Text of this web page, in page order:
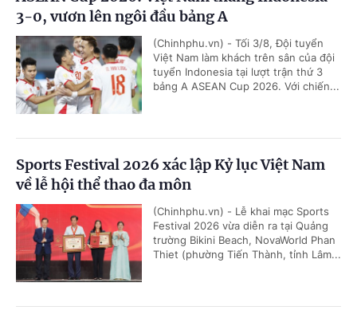
3-0, vươn lên ngôi đầu bảng A
(Chinhphu.vn) - Tối 3/8, Đội tuyển
Việt Nam làm khách trên sân của đội
tuyển Indonesia tại lượt trận thứ 3
bảng A ASEAN Cup 2026. Với chiến...
Sports Festival 2026 xác lập Kỷ lục Việt Nam
về lễ hội thể thao đa môn
(Chinhphu.vn) - Lễ khai mạc Sports
Festival 2026 vừa diễn ra tại Quảng
trường Bikini Beach, NovaWorld Phan
Thiet (phường Tiến Thành, tỉnh Lâm...